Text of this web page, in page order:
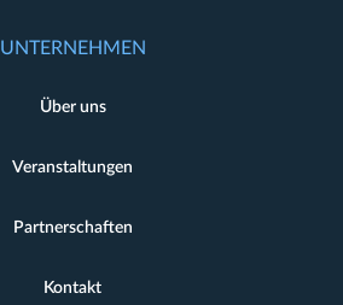
UNTERNEHMEN
Über uns
Veranstaltungen
Partnerschaften
Kontakt